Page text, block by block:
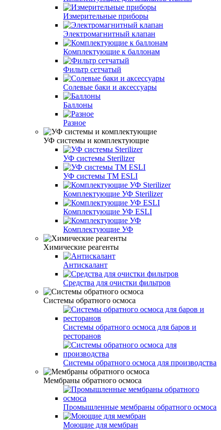
Измерительные приборы
Электромагнитный клапан
Комплектующие к баллонам
Фильтр сетчатый
Солевые баки и аксессуары
Баллоны
Разное
УФ системы и комплектующие
УФ системы Sterilizer
УФ системы TM ESLI
Комплектующие УФ Sterilizer
Комплектующие УФ ESLI
Комплектующие УФ
Химические реагенты
Антискалант
Средства для очистки фильтров
Системы обратного осмоса
Системы обратного осмоса для баров и
ресторанов
Системы обратного осмоса для производства
Мембраны обратного осмоса
Промышленные мембраны обратного осмоса
Моющие для мембран